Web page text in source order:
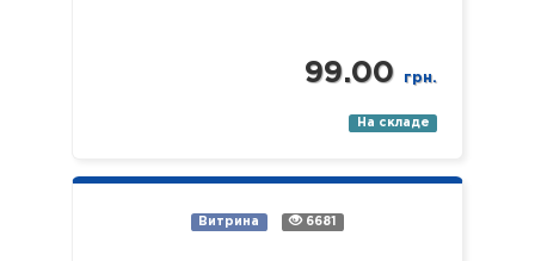
99.00 грн.
На складе
Витрина 6681